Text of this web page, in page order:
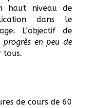
haut niveau de
dans le
L’objectif de
en peu de
tous.
de cours de 60